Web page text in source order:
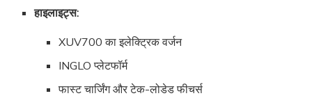
हाइलाइट्स:
XUV700 का इलेक्ट्रिक वर्जन
INGLO प्लेटफॉर्म
फास्ट चार्जिंग और टेक-लोडेड फीचर्स